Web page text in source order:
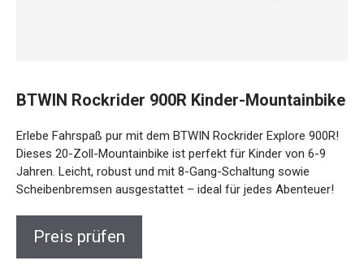
Mountainbike
Erlebe Fahrspaß pur mit dem BTWIN Rockrider Explore
900R! Dieses 20-Zoll-Mountainbike ist perfekt für Kinder
von 6-9 Jahren. Leicht, robust und mit 8-Gang-Schaltung
sowie Scheibenbremsen ausgestattet – ideal für jedes
Abenteuer!
Preis prüfen